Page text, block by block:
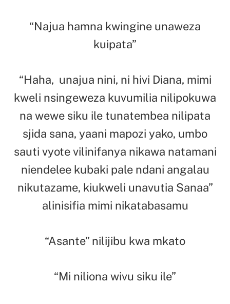
“Najua hamna kwingine unaweza
kuipata”
“Haha, unajua nini, ni hivi Diana, mimi
kweli nsingeweza kuvumilia nilipokuwa
na wewe siku ile tunatembea nilipata
sjida sana, yaani mapozi yako, umbo
sauti vyote vilinifanya nikawa natamani
niendelee kubaki pale ndani angalau
nikutazame, kiukweli unavutia Sanaa”
alinisifia mimi nikatabasamu
“Asante” nilijibu kwa mkato
“Mi niliona wivu siku ile”